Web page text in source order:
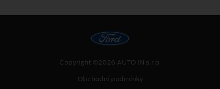
Copyright ©2026 AUTO IN s.r.o.
Obchodní podmínky